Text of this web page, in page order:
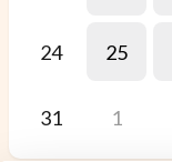
24 25
31 1